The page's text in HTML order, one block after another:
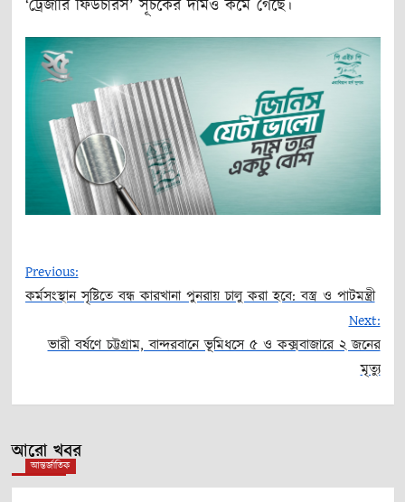
‘ট্রেজারি ফিউচারস’ সূচকের দামও কমে গেছে।
navigation
Previous:
কর্মসংস্থান সৃষ্টিতে বন্ধ কারখানা পুনরায় চালু করা হবে: বস্ত্র ও পাটমন্ত্রী
Next:
ভারী বর্ষণে চট্টগ্রাম, বান্দরবানে ভূমিধসে ৫ ও কক্সবাজারে ২ জনের
মৃত্যু
আরো খবর
আন্তর্জাতিক